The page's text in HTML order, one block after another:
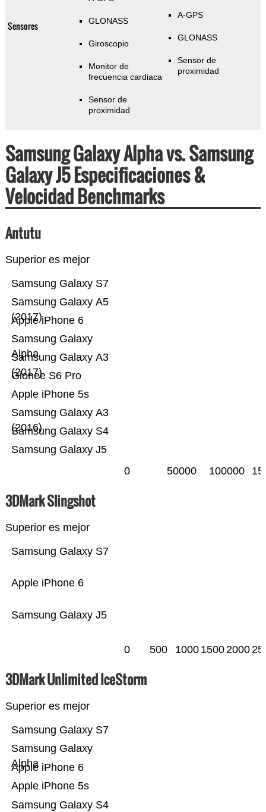
Sensores GLONASS
Giroscopio
Monitor de
frecuencia cardiaca
Sensor de
proximidad
A-GPS
GLONASS
Sensor de
proximidad
Samsung Galaxy Alpha vs. Samsung
Galaxy J5 Especificaciones &
Velocidad Benchmarks
Antutu
Superior es mejor
Samsung Galaxy J5
Samsung Galaxy S4
Samsung Galaxy A3
(2016)
Apple iPhone 5s
Gionee S6 Pro
Samsung Galaxy A3
(2017)
Samsung Galaxy
Alpha
Apple iPhone 6
Samsung Galaxy A5
(2017)
Samsung Galaxy S7
0 50000 100000
3DMark Slingshot
Superior es mejor
Samsung Galaxy J5
Apple iPhone 6
Samsung Galaxy S7
0 500 1000 15002000
3DMark Unlimited IceStorm
Superior es mejor
Samsung Galaxy S4
Apple iPhone 5s
Apple iPhone 6
Samsung Galaxy
Alpha
Samsung Galaxy S7